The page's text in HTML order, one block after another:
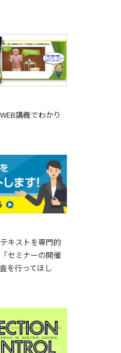
講義でわかり
キストを専門的
セミナーの開催
を行ってほし